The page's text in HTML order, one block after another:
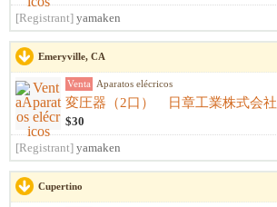
[Registrant] yamaken
Emeryville, CA
Venta Aparatos elécricos
変圧器（2口） 日章工業株式会社
$30
[Registrant] yamaken
Cupertino